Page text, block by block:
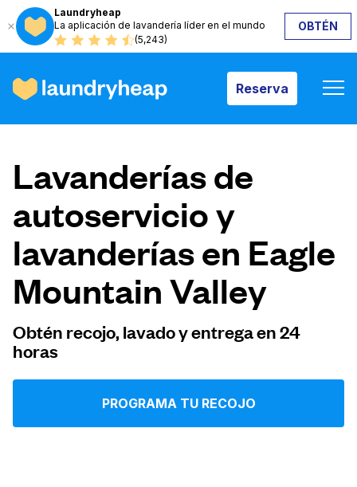
Laundryheap
La aplicación de lavandería líder en el mundo
(5,243)
OBTÉN
Reserva
Reserva
Cómo funciona
Precios y servicios
Quiénes somos
Iniciar sesión
Lavanderías de
autoservicio y
lavanderías en Eagle
Mountain Valley
Obtén recojo, lavado y entrega en 24
horas
PROGRAMA TU RECOJO